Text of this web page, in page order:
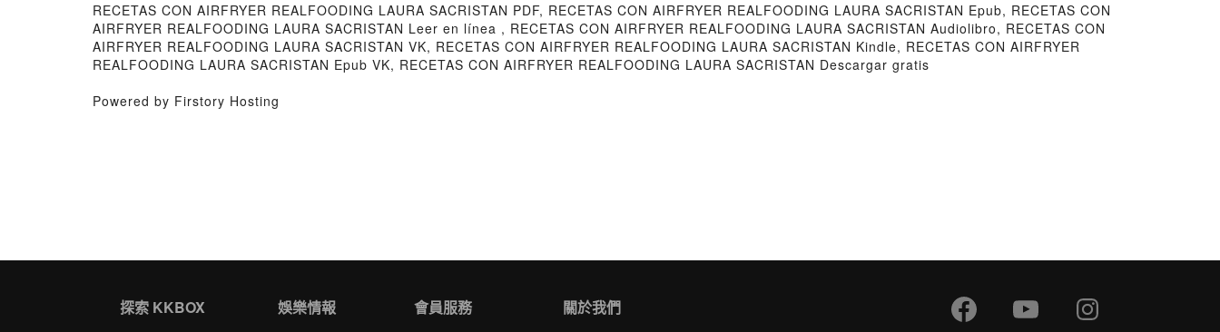
RECETAS CON AIRFRYER REALFOODING LAURA SACRISTAN PDF, RECETAS CON AIRFRYER REALFOODING LAURA SACRISTAN Epub, RECETAS CON
AIRFRYER REALFOODING LAURA SACRISTAN Leer en línea , RECETAS CON AIRFRYER REALFOODING LAURA SACRISTAN Audiolibro, RECETAS CON
AIRFRYER REALFOODING LAURA SACRISTAN VK, RECETAS CON AIRFRYER REALFOODING LAURA SACRISTAN Kindle, RECETAS CON AIRFRYER
REALFOODING LAURA SACRISTAN Epub VK, RECETAS CON AIRFRYER REALFOODING LAURA SACRISTAN Descargar gratis
Powered by Firstory Hosting
探索 KKBOX 娛樂情報 會員服務 關於我們